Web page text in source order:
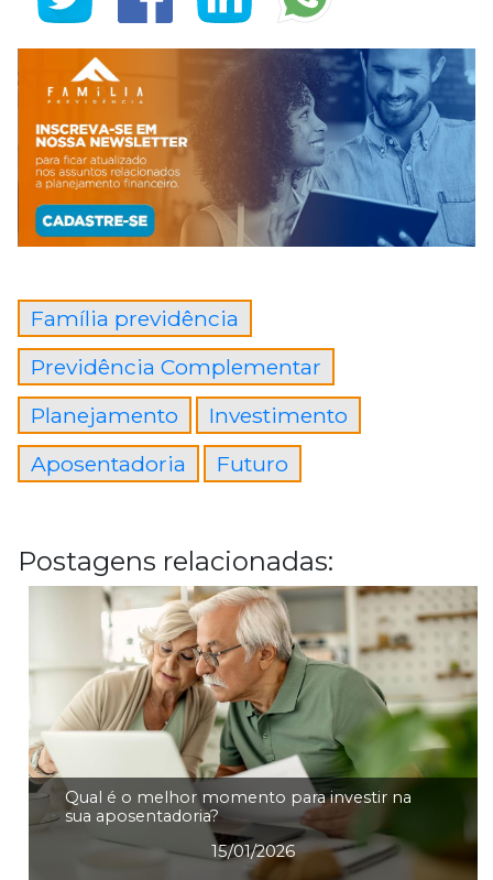
Família previdência
Previdência Complementar
Planejamento
Investimento
Aposentadoria
Futuro
Postagens relacionadas:
Qual é o melhor momento para investir na
sua aposentadoria?
15/01/2026